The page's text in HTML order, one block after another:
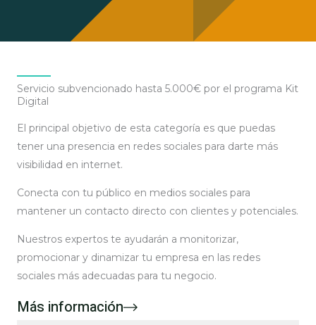
Servicio subvencionado hasta 5.000€ por el programa Kit
Digital
El principal objetivo de esta categoría es que puedas
tener una presencia en redes sociales para darte más
visibilidad en internet.
Conecta con tu público en medios sociales para
mantener un contacto directo con clientes y potenciales.
Nuestros expertos te ayudarán a monitorizar,
promocionar y dinamizar tu empresa en las redes
sociales más adecuadas para tu negocio.
Más información